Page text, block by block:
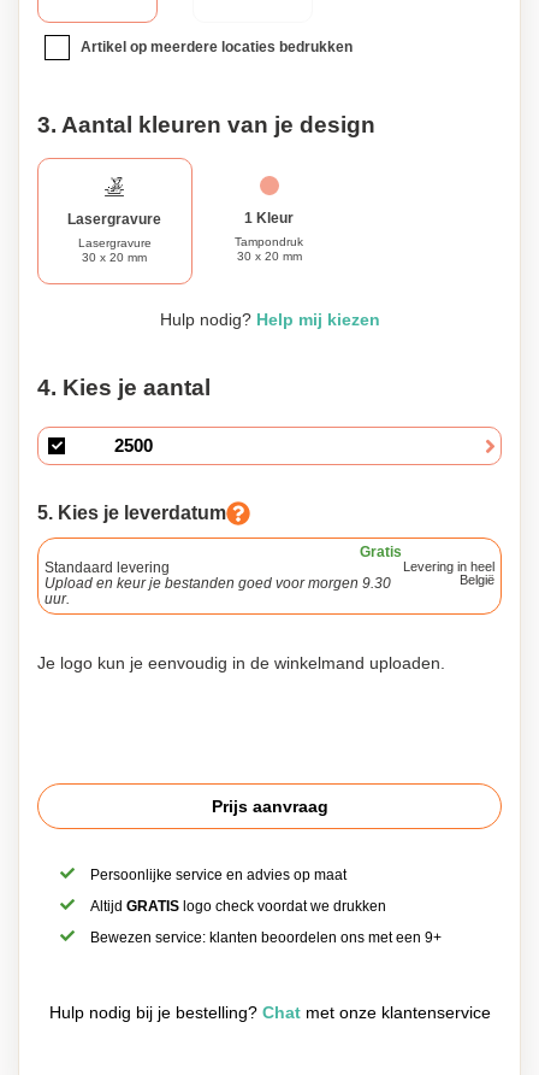
Artikel op meerdere locaties bedrukken
3. Aantal kleuren van je design
Lasergravure
Lasergravure
30 x 20 mm
1 Kleur
Tampondruk
30 x 20 mm
Hulp nodig? Help mij kiezen
4. Kies je aantal
5. Kies je leverdatum
Gratis
Standaard levering
Upload en keur je bestanden goed voor morgen 9.30
uur.
Levering in heel
België
Je logo kun je eenvoudig in de winkelmand uploaden.
Prijs aanvraag
Persoonlijke service en advies op maat
AltijdGRATIS logo check voordat we drukken
Bewezen service: klanten beoordelen ons met een 9+
Hulp nodig bij je bestelling? Chatmet onze klantenservice